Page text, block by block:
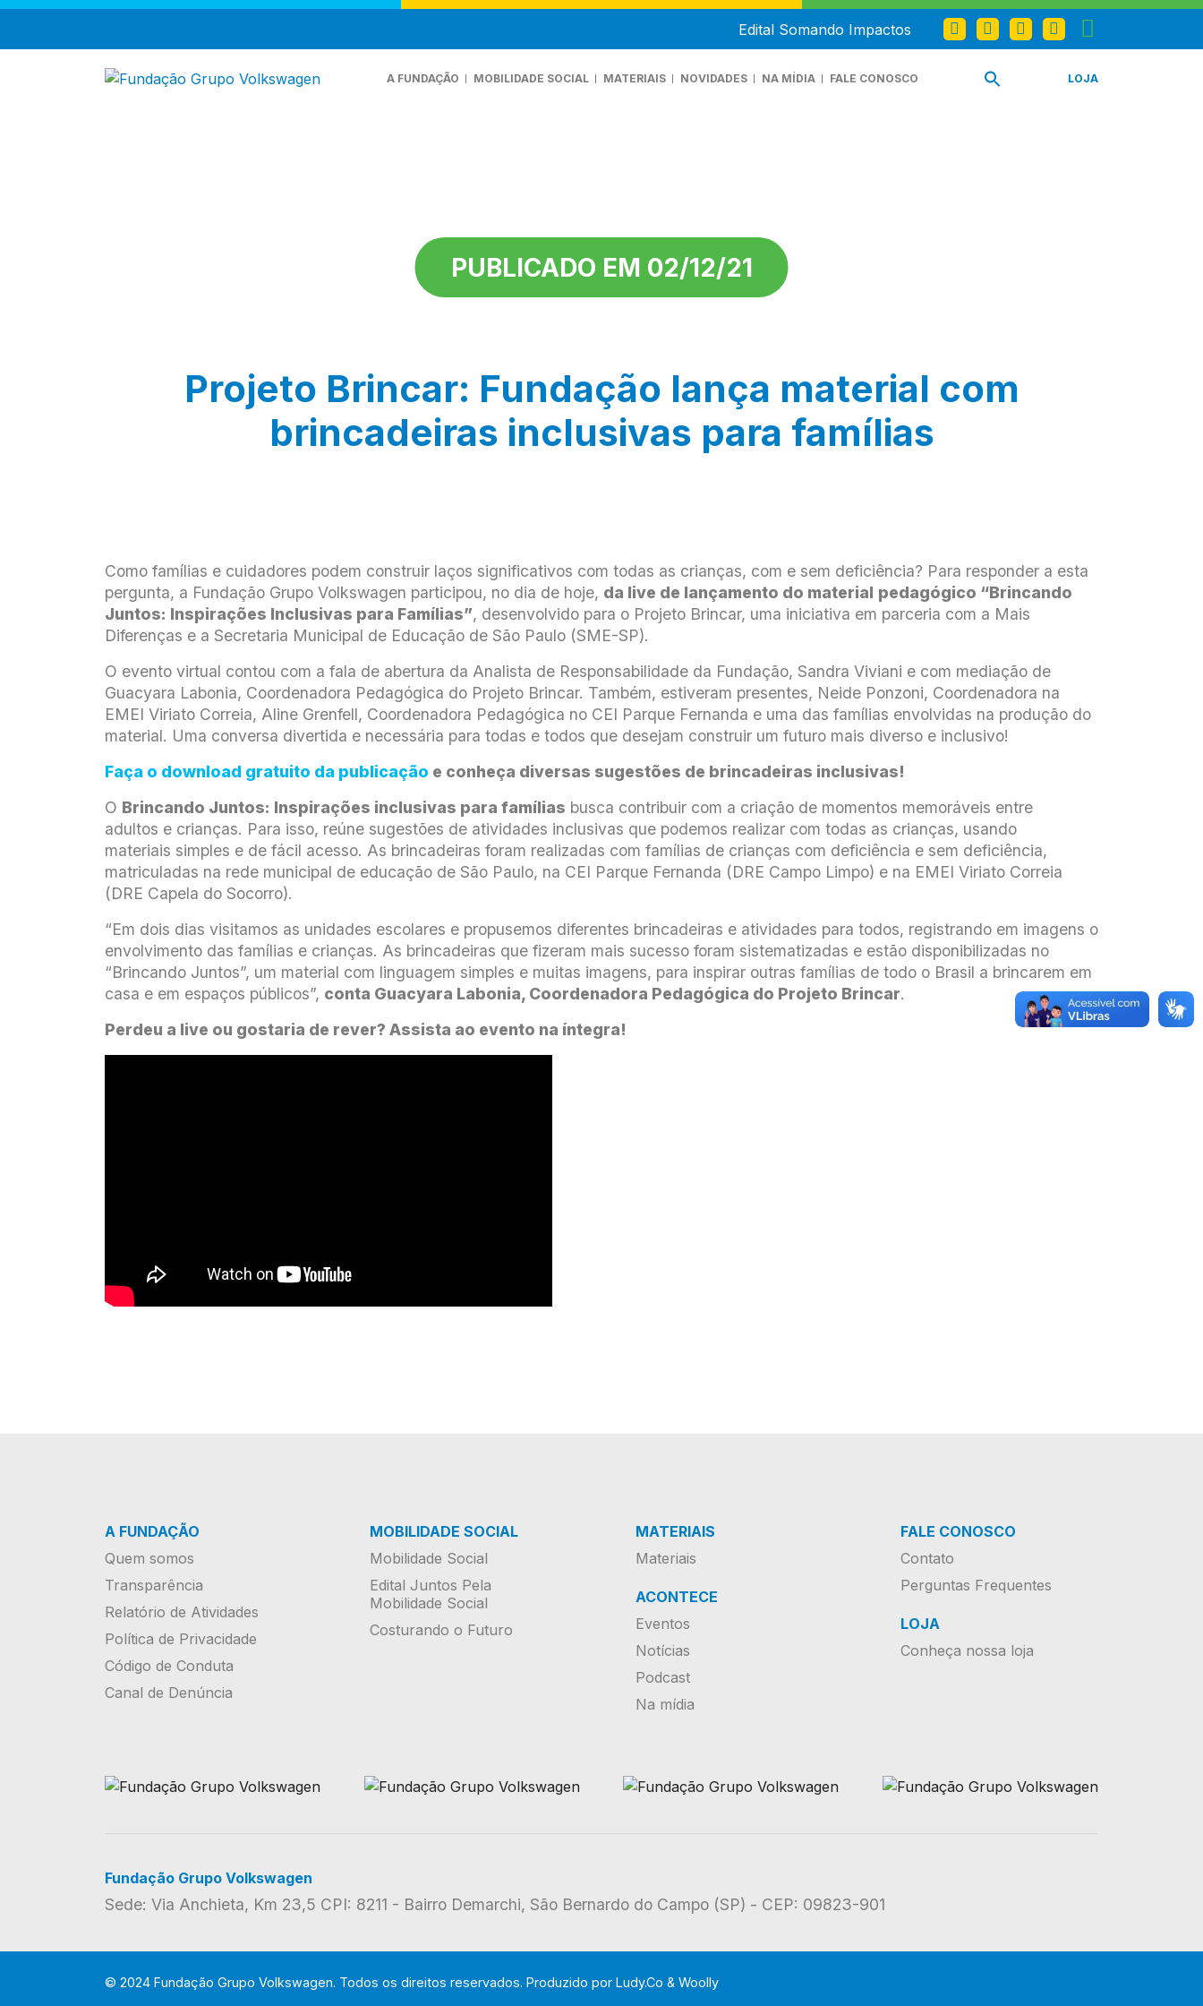
Edital Somando Impactos
A FUNDAÇÃO MOBILIDADE SOCIAL MATERIAIS NOVIDADES NA MÍDIA FALE CONOSCO LOJA
PUBLICADO EM 02/12/21
Projeto Brincar: Fundação lança material com
brincadeiras inclusivas para famílias
Como famílias e cuidadores podem construir laços significativos com todas as crianças, com e sem deficiência? Para responder a esta
pergunta, a Fundação Grupo Volkswagen participou, no dia de hoje, da live de lançamento do material pedagógico “Brincando
Juntos: Inspirações Inclusivas para Famílias”, desenvolvido para o Projeto Brincar, uma iniciativa em parceria com a Mais
Diferenças e a Secretaria Municipal de Educação de São Paulo (SME-SP).
O evento virtual contou com a fala de abertura da Analista de Responsabilidade da Fundação, Sandra Viviani e com mediação de
Guacyara Labonia, Coordenadora Pedagógica do Projeto Brincar. Também, estiveram presentes, Neide Ponzoni, Coordenadora na
EMEI Viriato Correia, Aline Grenfell, Coordenadora Pedagógica no CEI Parque Fernanda e uma das famílias envolvidas na produção do
material. Uma conversa divertida e necessária para todas e todos que desejam construir um futuro mais diverso e inclusivo!
Faça o download gratuito da publicação e conheça diversas sugestões de brincadeiras inclusivas!
O Brincando Juntos: Inspirações inclusivas para famílias busca contribuir com a criação de momentos memoráveis entre
adultos e crianças. Para isso, reúne sugestões de atividades inclusivas que podemos realizar com todas as crianças, usando
materiais simples e de fácil acesso. As brincadeiras foram realizadas com famílias de crianças com deficiência e sem deficiência,
matriculadas na rede municipal de educação de São Paulo, na CEI Parque Fernanda (DRE Campo Limpo) e na EMEI Viriato Correia
(DRE Capela do Socorro).
“Em dois dias visitamos as unidades escolares e propusemos diferentes brincadeiras e atividades para todos, registrando em imagens o
envolvimento das famílias e crianças. As brincadeiras que fizeram mais sucesso foram sistematizadas e estão disponibilizadas no
“Brincando Juntos”, um material com linguagem simples e muitas imagens, para inspirar outras famílias de todo o Brasil a brincarem em
casa e em espaços públicos”, conta Guacyara Labonia, Coordenadora Pedagógica do Projeto Brincar.
Perdeu a live ou gostaria de rever? Assista ao evento na íntegra!
A FUNDAÇÃO
Quem somos
Transparência
Relatório de Atividades
Política de Privacidade
Código de Conduta
Canal de Denúncia
MOBILIDADE SOCIAL
Mobilidade Social
Edital Juntos Pela
Mobilidade Social
Costurando o Futuro
MATERIAIS
Materiais
ACONTECE
Eventos
Notícias
Podcast
Na mídia
FALE CONOSCO
Contato
Perguntas Frequentes
LOJA
Conheça nossa loja
Fundação Grupo Volkswagen
Sede: Via Anchieta, Km 23,5 CPI: 8211 - Bairro Demarchi, São Bernardo do Campo (SP) - CEP: 09823-901
© 2024 Fundação Grupo Volkswagen. Todos os direitos reservados. Produzido por Ludy.Co & Woolly